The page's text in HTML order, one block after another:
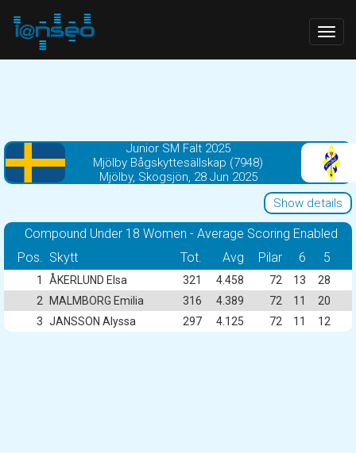
Junior SM Fält 2025
Mjölby Bågskyttesällskap (7948)
Mjölby, Skogsjön, 28 Jun 2025
Show details
Compound Under 18 Women - Average Scoring Enabled
Pos. Skytt Tot. Avg Pilar 6 5
1 ÅKERLUND Elsa 321 4.458 72 13
28
2
MALMBORG Emilia 316 4.389 72 11
20
3 JANSSON Alyssa 297 4.125 72 11 12